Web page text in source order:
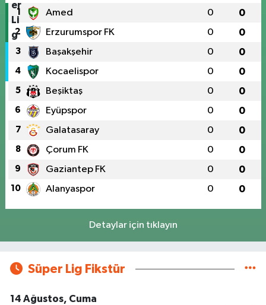
1 Amed 0 0
2 Erzurumspor FK 0 0
3 Başakşehir 0 0
4 Kocaelispor 0 0
5 Beşiktaş 0 0
6 Eyüpspor 0 0
7 Galatasaray 0 0
8 Çorum FK 0 0
9 Gaziantep FK 0 0
10 Alanyaspor 0 0
Detaylar için tıklayın
Süper Lig Fikstür
14 Ağustos, Cuma